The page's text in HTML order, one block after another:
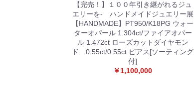
【完売！】１００年引き継がれるジュ
エリーを- ハンドメイドジュエリー展
【HANDMADE】PT950/K18PG ウォー
ターオパール 1.304ct/ファイアオパー
ル 1.472ct ローズカットダイヤモン
ド 0.55ct/0.55ct ピアス[ソーティング
付]
￥1,100,000